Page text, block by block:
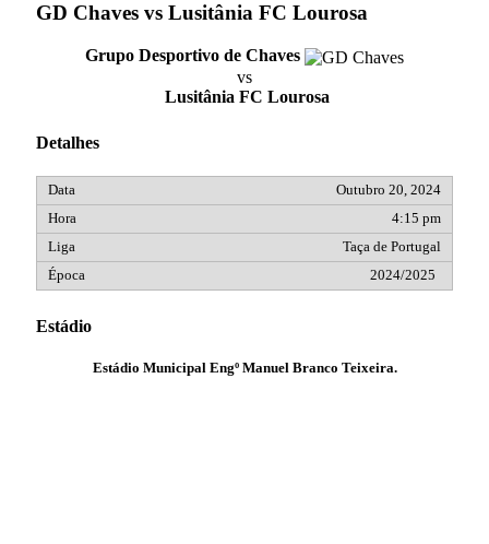
GD Chaves vs Lusitânia FC Lourosa
Grupo Desportivo de Chaves
vs
Lusitânia FC Lourosa
Detalhes
Outubro 20, 2024
4:15 pm
Taça de Portugal
2024/2025
Estádio
Estádio Municipal Engº Manuel Branco Teixeira.